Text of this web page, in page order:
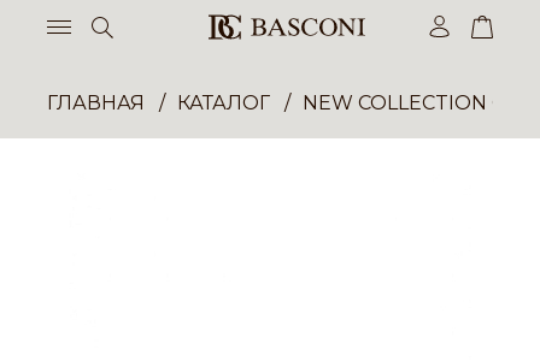
ГЛАВНАЯ КАТАЛОГ NEW COLLECTION